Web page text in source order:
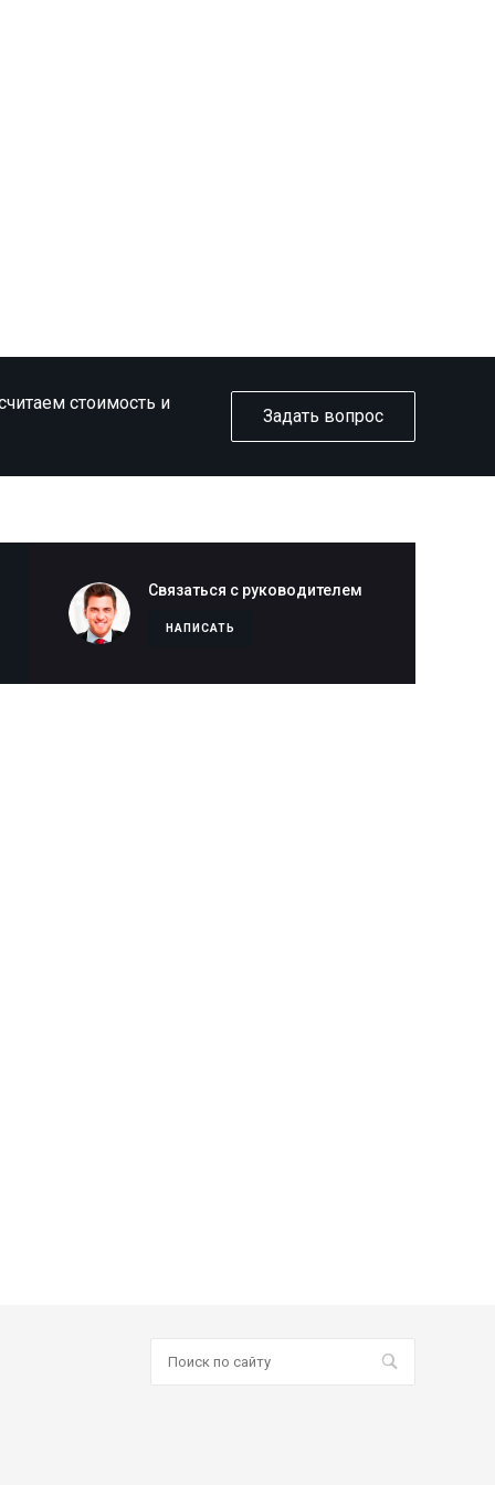
стоимость и
Задать вопрос
Связаться с руководителем
НАПИСАТЬ